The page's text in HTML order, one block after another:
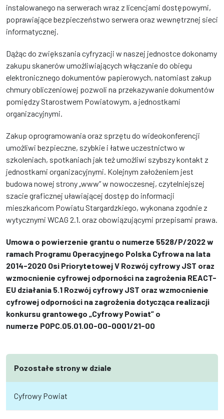
instalowanego na serwerach wraz z licencjami dostępowymi,
poprawiające bezpieczeństwo serwera oraz wewnętrznej sieci
informatycznej.
Dążąc do zwiększania cyfryzacji w naszej jednostce dokonamy
zakupu skanerów umożliwiających włączanie do obiegu
elektronicznego dokumentów papierowych, natomiast zakup
chmury obliczeniowej pozwoli na przekazywanie dokumentów
pomiędzy Starostwem Powiatowym, a jednostkami
organizacyjnymi.
Zakup oprogramowania oraz sprzętu do wideokonferencji
umożliwi bezpieczne, szybkie i łatwe uczestnictwo w
szkoleniach, spotkaniach jak też umożliwi szybszy kontakt z
jednostkami organizacyjnymi. Kolejnym założeniem jest
budowa nowej strony „www” w nowoczesnej, czytelniejszej
szacie graficznej uławiającej dostęp do informacji
mieszkańcom Powiatu Stargardzkiego, wykonana zgodnie z
wytycznymi WCAG 2.1. oraz obowiązującymi przepisami prawa.
Umowa o powierzenie grantu o numerze 5528/P/2022 w
ramach Programu Operacyjnego Polska Cyfrowa na lata
2014-2020 Osi Priorytetowej V Rozwój cyfrowy JST oraz
wzmocnienie cyfrowej odporności na zagrożenia REACT-
EU działania 5.1 Rozwój cyfrowy JST oraz wzmocnienie
cyfrowej odporności na zagrożenia dotycząca realizacji
konkursu grantowego „Cyfrowy Powiat” o
numerze POPC.05.01.00-00-0001/21-00
Pozostałe strony w dziale
Cyfrowy Powiat